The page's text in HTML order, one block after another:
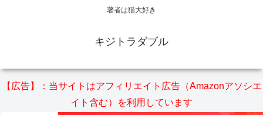
著者は猫大好き
キジトラダブル
【広告】：当サイトはアフィリエイト広告（Amazonアソシエ
イト含む）を利用しています